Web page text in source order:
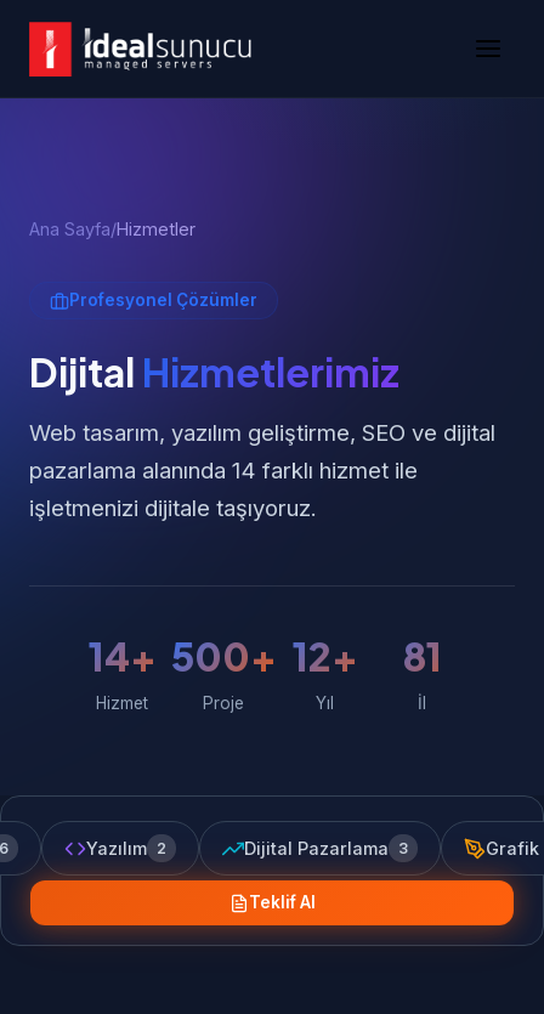
Ana Sayfa/Hizmetler
Profesyonel Çözümler
Dijital Hizmetlerimiz
Web tasarım, yazılım geliştirme, SEO ve dijital
pazarlama alanında 14 farklı hizmet ile
işletmenizi dijitale taşıyoruz.
14+
Hizmet
500+
Proje
12+
Yıl
81
İl
Yazılım 2 Dijital Pazarlama 3 Grafik
Teklif Al